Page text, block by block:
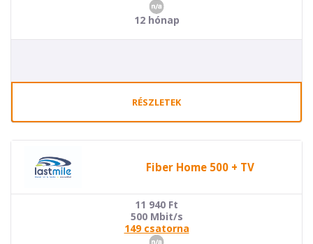
12 hónap
RÉSZLETEK
Fiber Home 500 + TV
11 940 Ft
500 Mbit/s
149 csatorna